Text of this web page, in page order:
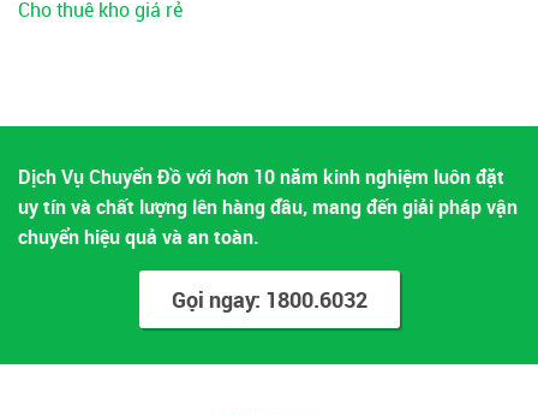
Cho thuê kho giá rẻ
Dịch Vụ Chuyển Đồ với hơn 10 năm kinh nghiệm luôn đặt
uy tín và chất lượng lên hàng đầu, mang đến giải pháp vận
chuyển hiệu quả và an toàn.
Gọi ngay: 1800.6032